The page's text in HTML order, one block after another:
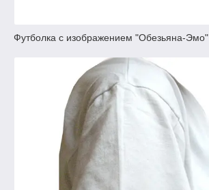
Футболка с изображением "Обезьяна-Эмо"